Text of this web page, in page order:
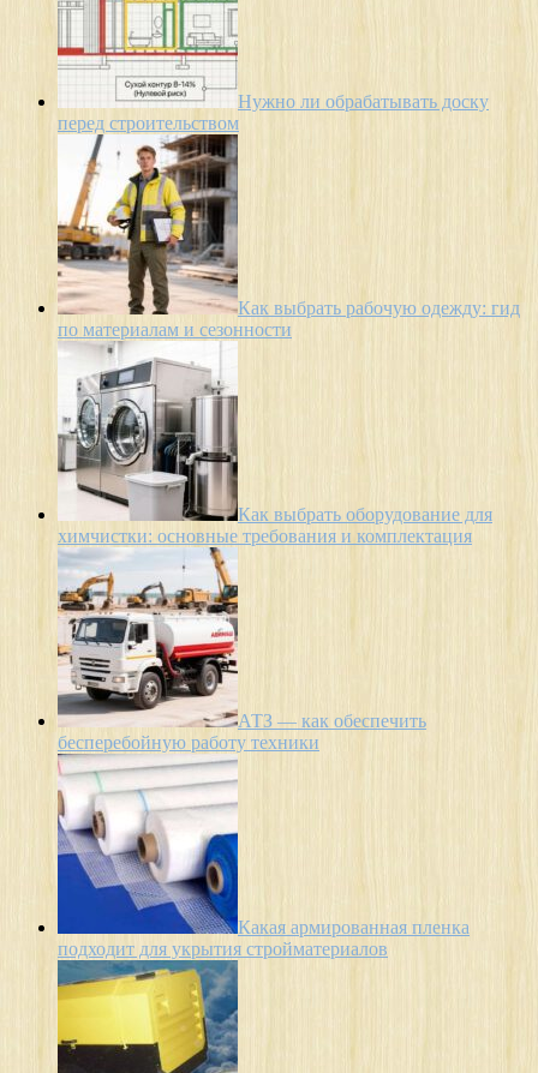
Нужно ли обрабатывать доску
перед строительством
Как выбрать рабочую одежду: гид
по материалам и сезонности
Как выбрать оборудование для
химчистки: основные требования и комплектация
АТЗ — как обеспечить
бесперебойную работу техники
Какая армированная пленка
подходит для укрытия стройматериалов